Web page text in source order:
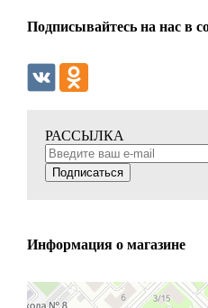
Подписывайтесь на нас в
РАССЫЛКА
Подписаться
Информация о магазине